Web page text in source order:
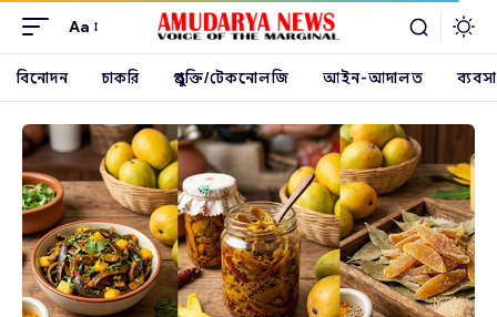
Aa
বিনোদন চাকরি প্রযুক্তি/টেকনোলজি আইন-আদালত ব্যবসা